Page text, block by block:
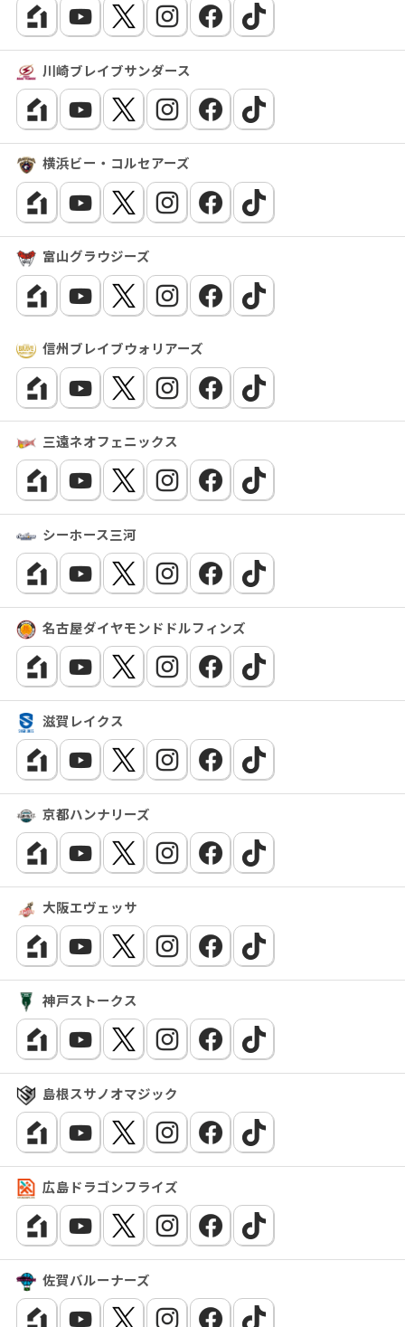
川崎ブレイブサンダース
横浜ビー・コルセアーズ
富山グラウジーズ
信州ブレイブウォリアーズ
三遠ネオフェニックス
シーホース三河
名古屋ダイヤモンドドルフィンズ
滋賀レイクス
京都ハンナリーズ
大阪エヴェッサ
神戸ストークス
島根スサノオマジック
広島ドラゴンフライズ
佐賀バルーナーズ